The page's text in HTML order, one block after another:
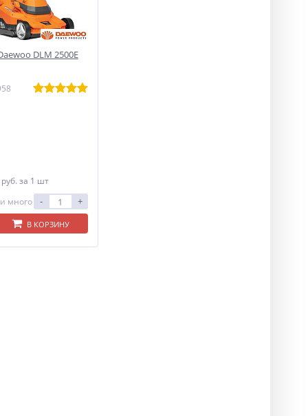
DLM 2500E
руб. за 1 шт
много
- +
В КОРЗИНУ